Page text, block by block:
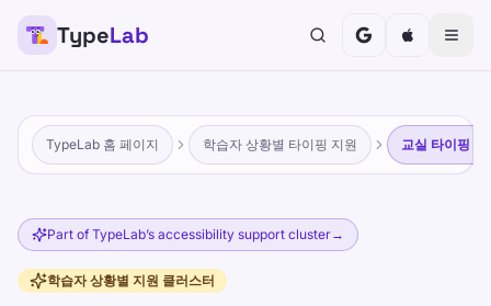
TypeLab
TypeLab 홈 페이지 학습자 상황별 타이핑 지원 교실 타이핑 루
Part of TypeLab’s accessibility support cluster→
학습자 상황별 지원 클러스터